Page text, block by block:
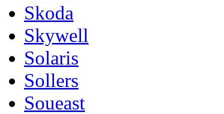
Skoda
Skywell
Solaris
Sollers
Soueast